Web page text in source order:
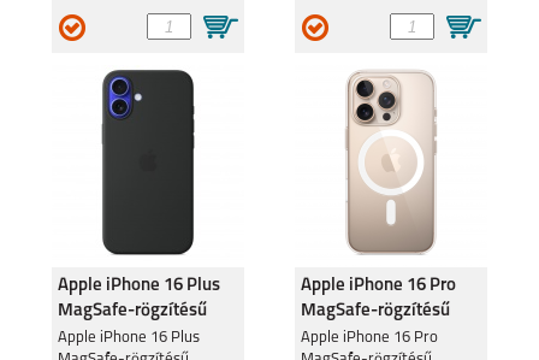
Apple iPhone 16 Plus
MagSafe-rögzítésű
szilikontok, fekete
Apple iPhone 16 Plus
Apple iPhone 16 Pro
MagSafe-rögzítésű
szilikontok, átlátszó
Apple iPhone 16 Pro